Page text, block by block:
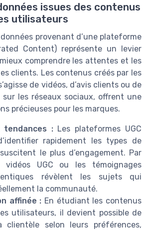
issues des contenus
utilisateurs
données provenant d’une plateforme
Content) représente un levier
comprendre les attentes et les
clients. Les contenus créés par les
de vidéos, d’avis clients ou de
sur les réseaux sociaux, offrent une
précieuses pour les marques.
tendances :Les plateformes UGC
rapidement les types de
le plus d’engagement. Par
vidéos UGC ou les témoignages
révèlent les sujets qui
la communauté.
affinée : En étudiant les contenus
utilisateurs, il devient possible de
clientèle selon leurs préférences,